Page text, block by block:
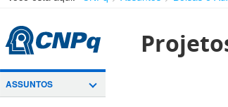
ASSUNTOS